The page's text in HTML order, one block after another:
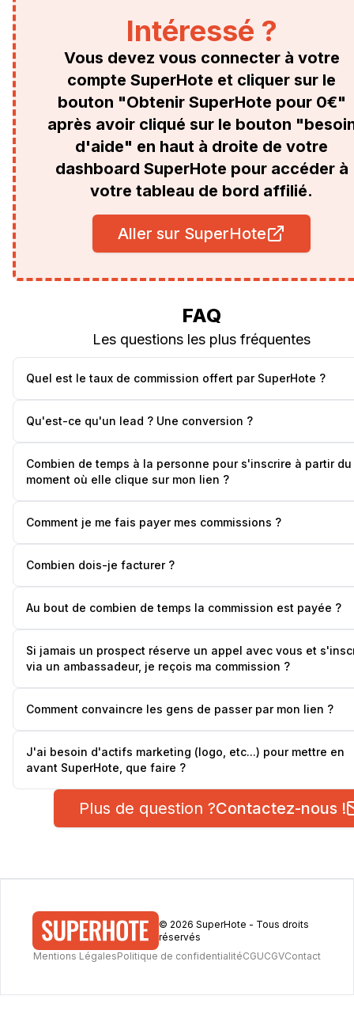
Intéressé ?
Vous devez vous connecter à votre
compte SuperHote et cliquer sur le
bouton "Obtenir SuperHote pour 0€"
après avoir cliqué sur le bouton
d'aide" en haut à droite de votre
dashboard SuperHote pour accéder à
votre tableau de bord affilié.
Aller sur SuperHote
FAQ
Les questions les plus fréquentes
Quel est le taux de commission offert par SuperHote ?
Qu'est-ce qu'un lead ? Une conversion ?
Combien de temps à la personne pour s'inscrire à partir du
moment où elle clique sur mon lien ?
Comment je me fais payer mes commissions ?
Combien dois-je facturer ?
Au bout de combien de temps la commission est payée ?
Si jamais un prospect réserve un appel avec vous et
via un ambassadeur, je reçois ma commission ?
Comment convaincre les gens de passer par mon lien ?
J'ai besoin d'actifs marketing (logo, etc...) pour mettre en
avant SuperHote, que faire ?
Plus de question ?Contactez-nous !
© 2026 SuperHote - Tous droits
réservés
Mentions LégalesPolitique de confidentialitéCGUCGVContact